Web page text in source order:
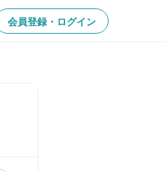
会員登録・ログイン